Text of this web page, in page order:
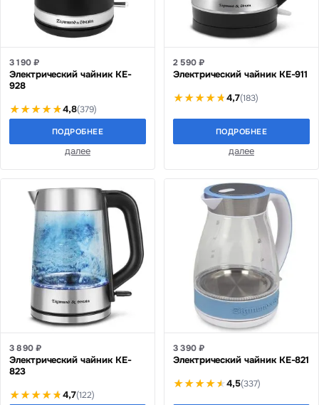
3 190 ₽
Электрический чайник KE-
928
4,8(379)
ПОДРОБНЕЕ
далее
2 590 ₽
Электрический чайник KE-911
4,7(183)
ПОДРОБНЕЕ
далее
3 890 ₽
Электрический чайник KE-
823
4,7(122)
3 390 ₽
Электрический чайник KE-821
4,5(337)